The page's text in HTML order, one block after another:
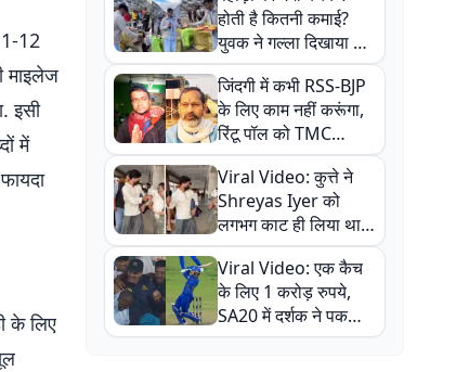
12
माइलेज
इसी
में
के लिए
की गंदी चाल
होती है कितनी कमाई?
युवक ने गल्ला दिखाया तो
नौकरी वालों के खड़े हो गए
कान
जिंदगी में कभी RSS-BJP
के लिए काम नहीं करूंगा,
रिंटू पॉल को TMC
ऑफिस में ले जाकर पीटा,
Video वायरल
Viral Video: कुत्ते ने
Shreyas Iyer को
लगभग काट ही लिया था,
न्यूजीलैंड सीरीज से पहले
बाल-बाल बचे
Viral Video: एक कैच
के लिए 1 करोड़ रुपये,
SA20 में दर्शक ने पकड़ा
एक हाथ से गजब का कैच